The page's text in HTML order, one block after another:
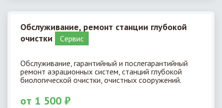
Обслуживание, ремонт станции глубокой
очистки
Cервис
Обслуживание, гарантийный и послегарантийный
ремонт аэрационных систем, станций глубокой
биологической очистки, очистных сооружений.
от 1 500 ₽